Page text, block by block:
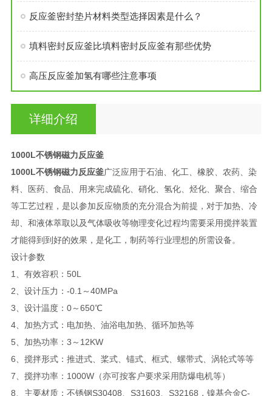
反应釜密封垫片材料类型选择因素是什么？
填料密封反应釜比填料密封反应釜有那些优势
高压反应釜加氢有哪些注意事项
详细介绍
1000L不锈钢磁力反应釜
1000L不锈钢磁力反应釜广泛应用于石油、化工、橡胶、农药、染
料、医药、食品、用来完成硫化、硝化、氢化、烃化、聚合、缩合
等工艺过程，是以参加反应物质的充分混合为前提，对于加热、冷
却、和液体萃取以及气体吸收等物理变化过程均需要采用搅拌装置
才能得到到好的效果，是化工，制药等行业理想的所需设备。
设计参数
1、有效容积：50L
2、设计压力：-0.1～40MPa
3、设计温度：0～650℃
4、加热方式：电加热、油浴电加热、循环加热等
5、加热功率：3～12KW
6、搅拌形式：推进式、桨式、锚式、框式、螺带式、涡轮式等等
7、搅拌功率：1000W（亦可按客户要求采用防爆电机等）
8、主要材质：不锈钢S30408、S31603、S32168，镍基合金C-